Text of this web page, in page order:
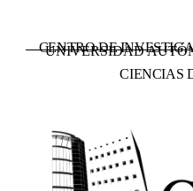
UNIVERSIDAD
CENTRO DE
CIENCIAS